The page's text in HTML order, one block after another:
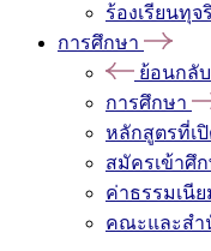
ร้องเรียนทุ
การศึกษา
ย้อนกลับ
การศึกษา
หลักสูตรที่เ
สมัครเข้าศึก
ค่าธรรมเนี
คณะและสำ